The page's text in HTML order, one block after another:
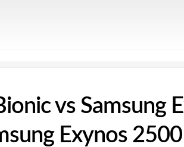
vs Samsung
Exynos 2500